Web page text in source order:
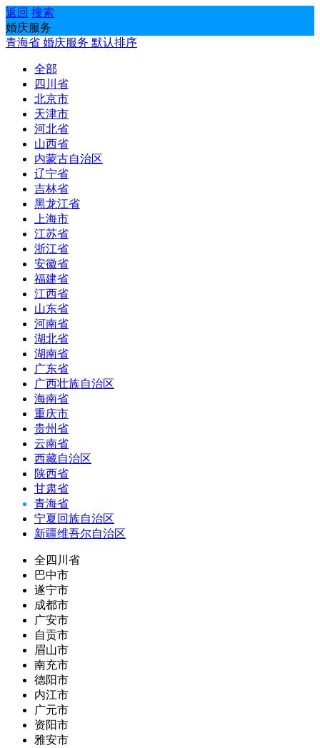
返回 搜索
婚庆服务
青海省 婚庆服务 默认排序
全部
四川省
北京市
天津市
河北省
山西省
内蒙古自治区
辽宁省
吉林省
黑龙江省
上海市
江苏省
浙江省
安徽省
福建省
江西省
山东省
河南省
湖北省
湖南省
广东省
广西壮族自治区
海南省
重庆市
贵州省
云南省
西藏自治区
陕西省
甘肃省
青海省
宁夏回族自治区
新疆维吾尔自治区
全四川省
巴中市
遂宁市
成都市
广安市
自贡市
眉山市
南充市
德阳市
内江市
广元市
资阳市
雅安市